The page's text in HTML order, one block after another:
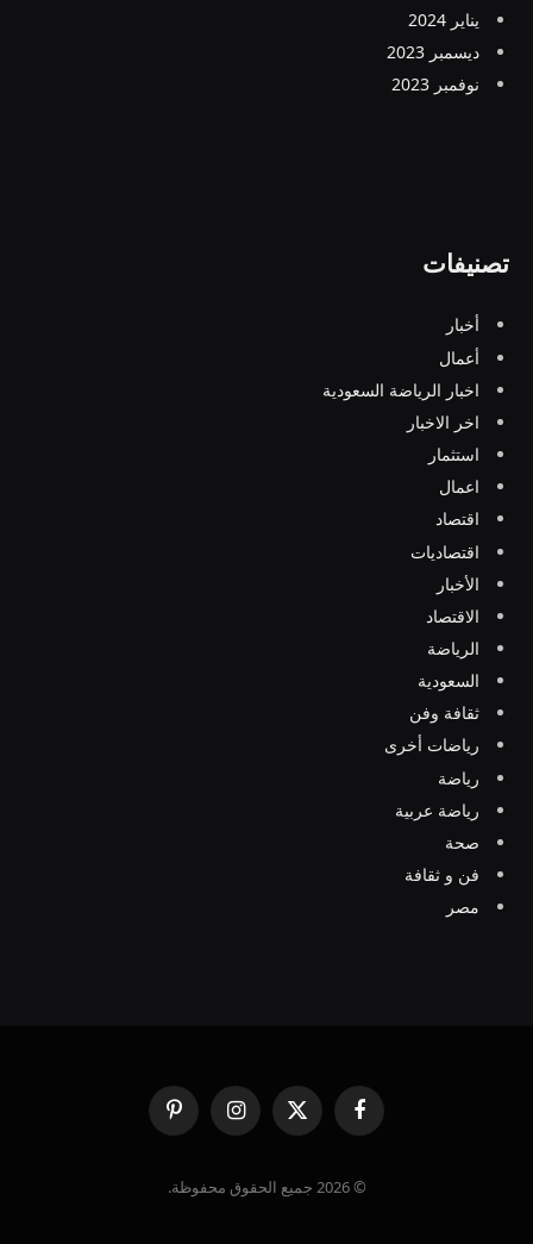
يناير 2024
ديسمبر 2023
نوفمبر 2023
تصنيفات
أخبار
أعمال
اخبار الرياضة السعودية
اخر الاخبار
استثمار
اعمال
اقتصاد
اقتصاديات
الأخبار
الاقتصاد
الرياضة
السعودية
ثقافة وفن
رياضات أخرى
رياضة
رياضة عربية
صحة
فن و ثقافة
مصر
فيسبوك
X
(Twitter)
الانستغرامبينتيريست
© 2026 جميع الحقوق محفوظة.